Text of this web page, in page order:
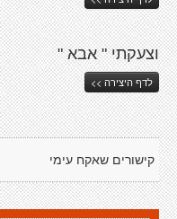
וצעקתי " אבא "
לדף היצירה >>
קישורים שאקח עימי